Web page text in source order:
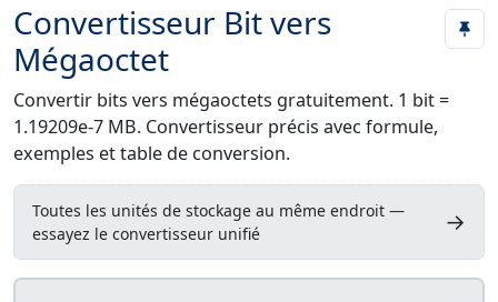
Convertisseur Bit vers
Mégaoctet
Convertir bits vers mégaoctets gratuitement. 1 bit =
1.19209e-7 MB. Convertisseur précis avec formule,
exemples et table de conversion.
Toutes les unités de stockage au même endroit —
essayez le convertisseur unifié
→